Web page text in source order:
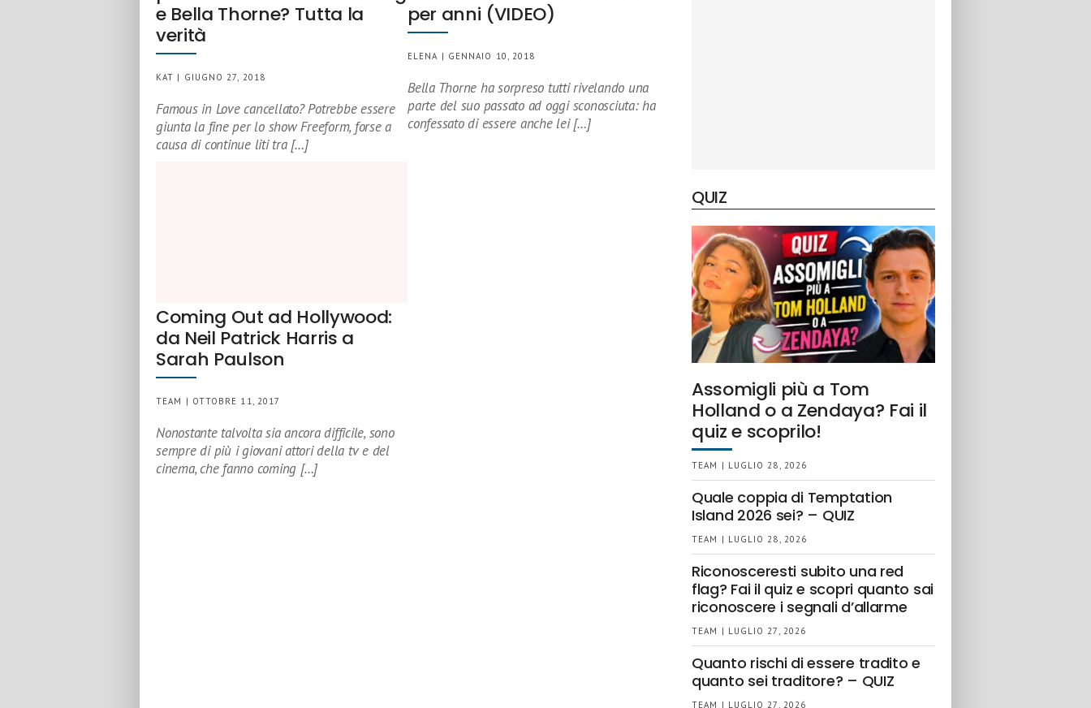
e Bella Thorne? Tutta la
verità
KAT | GIUGNO 27, 2018
Famous in Love cancellato? Potrebbe essere
giunta la fine per lo show Freeform, forse a
causa di continue liti tra […]
per anni (VIDEO)
ELENA | GENNAIO 10, 2018
Bella Thorne ha sorpreso tutti rivelando una
parte del suo passato ad oggi sconosciuta: ha
confessato di essere anche lei […]
Coming Out ad Hollywood:
da Neil Patrick Harris a
Sarah Paulson
TEAM | OTTOBRE 11, 2017
Nonostante talvolta sia ancora difficile, sono
sempre di più i giovani attori della tv e del
cinema, che fanno coming […]
QUIZ
Assomigli più a Tom
Holland o a Zendaya? Fai il
quiz e scoprilo!
TEAM | LUGLIO 28, 2026
Quale coppia di Temptation
Island 2026 sei? – QUIZ
TEAM | LUGLIO 28, 2026
Riconosceresti subito una red
flag? Fai il quiz e scopri quanto sai
riconoscere i segnali d’allarme
TEAM | LUGLIO 27, 2026
Quanto rischi di essere tradito e
quanto sei traditore? – QUIZ
TEAM | LUGLIO 27, 2026